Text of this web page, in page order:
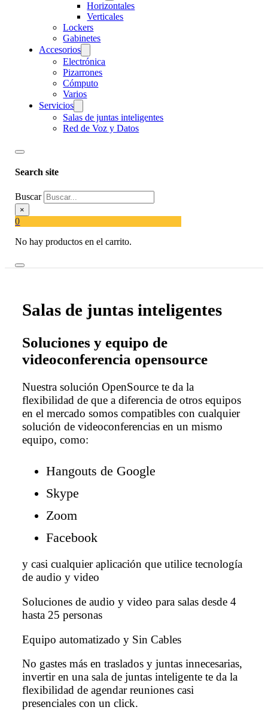
Horizontales
Verticales
Lockers
Gabinetes
Accesorios
Electrónica
Pizarrones
Cómputo
Varios
Servicios
Salas de juntas inteligentes
Red de Voz y Datos
Search site
Buscar
×
0
No hay productos en el carrito.
Salas de juntas inteligentes
Soluciones y equipo de
videoconferencia opensource
Nuestra solución OpenSource te da la
flexibilidad de que a diferencia de otros equipos
en el mercado somos compatibles con cualquier
solución de videoconferencias en un mismo
equipo, como:
Hangouts de Google
Skype
Zoom
Facebook
y casi cualquier aplicación que utilice tecnología
de audio y video
Soluciones de audio y video para salas desde 4
hasta 25 personas
Equipo automatizado y Sin Cables
No gastes más en traslados y juntas innecesarias,
invertir en una sala de juntas inteligente te da la
flexibilidad de agendar reuniones casi
presenciales con un click.